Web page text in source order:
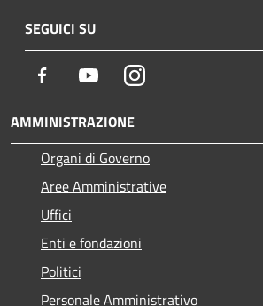
SEGUICI SU
Facebook YoutubeInstagram
AMMINISTRAZIONE
Organi di Governo
Aree Amministrative
Uffici
Enti e fondazioni
Politici
Personale Amministrativo